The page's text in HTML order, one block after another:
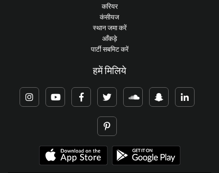
करियर
कंसीयज
स्थान जमा करें
आँकड़े
पार्टी सबमिट करें
हमें मिलिये